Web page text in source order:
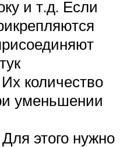
и т.д. Если
количество
уменьшении
этого нужно